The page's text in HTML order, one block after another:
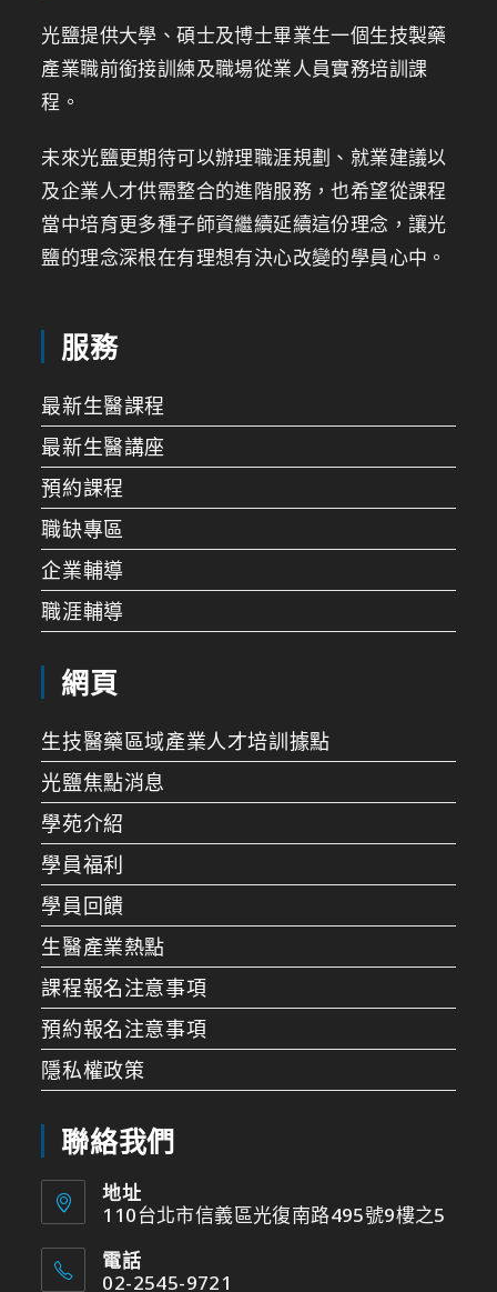
光鹽提供大學、碩士及博士畢業生一個生技製藥
產業職前銜接訓練及職場從業人員實務培訓課
程。
未來光鹽更期待可以辦理職涯規劃、就業建議以
及企業人才供需整合的進階服務，也希望從課程
當中培育更多種子師資繼續延續這份理念，讓光
鹽的理念深根在有理想有決心改變的學員心中。
服務
最新生醫課程
最新生醫講座
預約課程
職缺專區
企業輔導
職涯輔導
網頁
生技醫藥區域產業人才培訓據點
光鹽焦點消息
學苑介紹
學員福利
學員回饋
生醫產業熱點
課程報名注意事項
預約報名注意事項
隱私權政策
聯絡我們
地址
110台北市信義區光復南路495號9樓之5
電話
02-2545-9721